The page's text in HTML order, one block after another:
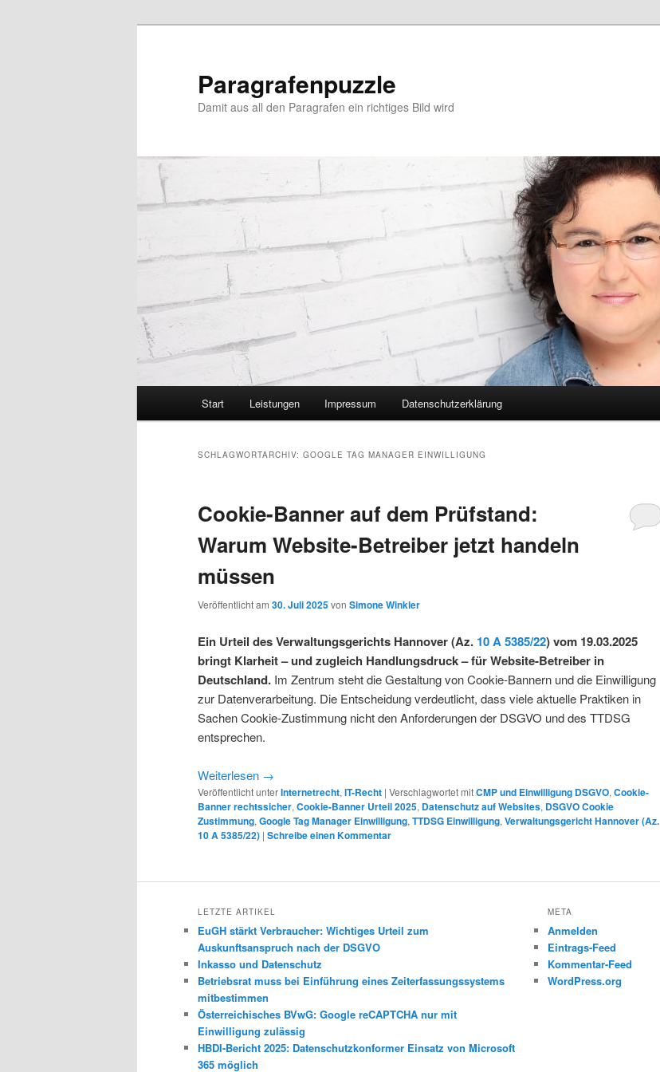
Paragrafenpuzzle
Damit aus all den Paragrafen ein richtiges Bild wird
Start Leistungen Impressum Datenschutzerklärung
SCHLAGWORTARCHIV: GOOGLE TAG MANAGER EINWILLIGUNG
Cookie-Banner auf dem Prüfstand:
Warum Website-Betreiber jetzt handeln
müssen
Veröffentlicht am 30. Juli 2025von Simone Winkler
Ein Urteil des Verwaltungsgerichts Hannover (Az. 10 A 5385/22) vom 19.03.2025
bringt Klarheit – und zugleich Handlungsdruck – für Website-Betreiber in
Deutschland. Im Zentrum steht die Gestaltung von Cookie-Bannern und die Einwilligung
zur Datenverarbeitung. Die Entscheidung verdeutlicht, dass viele aktuelle Praktiken in
Sachen Cookie-Zustimmung nicht den Anforderungen der DSGVO und des TTDSG
entsprechen.
Weiterlesen →
Veröffentlicht unterInternetrecht, IT-Recht | Verschlagwortet mitCMP und Einwilligung DSGVO, Cookie-
Banner rechtssicher, Cookie-Banner Urteil 2025, Datenschutz auf Websites, DSGVO Cookie
Zustimmung, Google Tag Manager Einwilligung, TTDSG Einwilligung, Verwaltungsgericht Hannover (Az.
10 A 5385/22) | Schreibe einen Kommentar
LETZTE ARTIKEL
EuGH stärkt Verbraucher: Wichtiges Urteil zum
Auskunftsanspruch nach der DSGVO
Inkasso und Datenschutz
Betriebsrat muss bei Einführung eines Zeiterfassungssystems
mitbestimmen
Österreichisches BVwG: Google reCAPTCHA nur mit
Einwilligung zulässig
HBDI-Bericht 2025: Datenschutzkonformer Einsatz von Microsoft
365 möglich
META
Anmelden
Eintrags-Feed
Kommentar-Feed
WordPress.org